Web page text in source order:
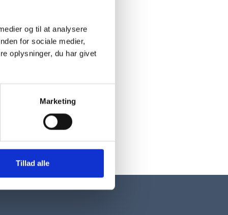
og til at analysere
for sociale medier,
oplysninger, du har givet
Marketing
Tillad alle